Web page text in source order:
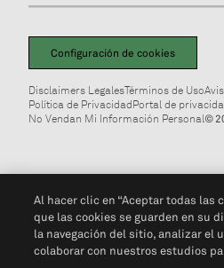
Configuración de cookies
Disclaimers LegalesTérminos de Uso
Política de PrivacidadPortal de
No Vendan Mi Información Personal©
Al hacer clic en “Aceptar todas las
que las cookies se guarden en su
la navegación del sitio, analizar el
colaborar con nuestros estudios